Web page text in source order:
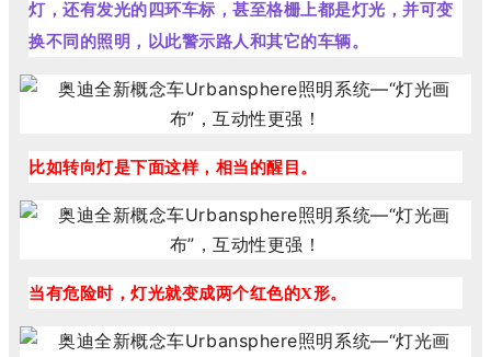
灯，还有发光的四环车标，甚至格栅上都是灯光，并可变
换不同的照明，以此警示路人和其它的车辆。
比如转向灯是下面这样，相当的醒目。
当有危险时，灯光就变成两个红色的X形。